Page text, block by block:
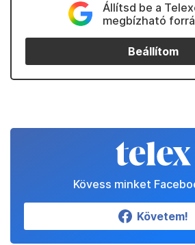
Állítsd be a
megbízható
Beállítom
Kövess minket
Követem!